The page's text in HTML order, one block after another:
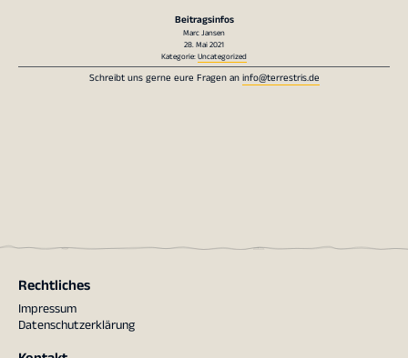
Beitragsinfos
Marc Jansen
28. Mai 2021
Kategorie:Uncategorized
Schreibt uns gerne eure Fragen aninfo@terrestris.de
Rechtliches
Impressum
Datenschutzerklärung